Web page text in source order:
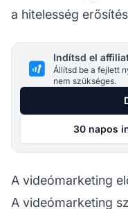
a hitelesség
Indítsd el
Állítsd be a fejlett
nem szükséges.
30 napos
A videómarketing
A videómarketing